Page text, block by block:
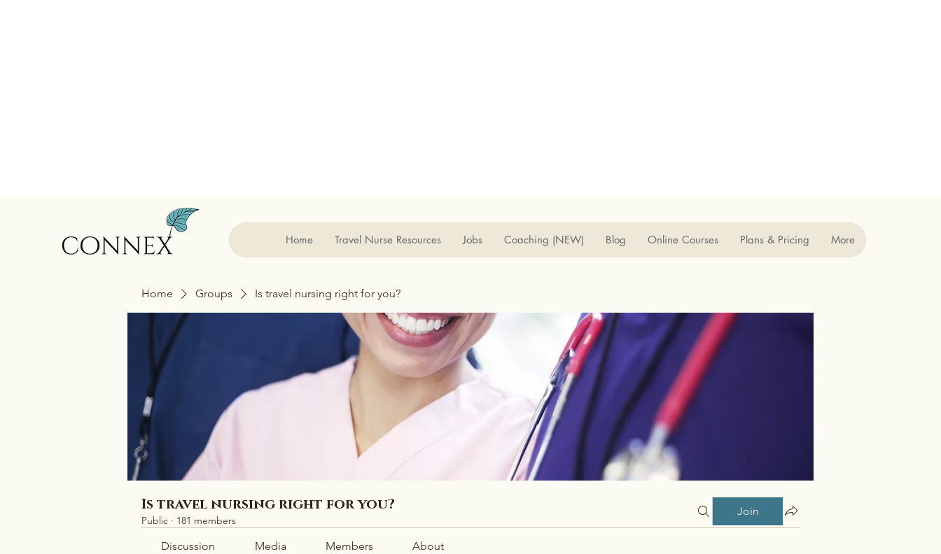
Home Travel Nurse Resources Jobs Coaching (NEW) Blog Online Courses Plans & Pricing More
Home Groups Is travel nursing right for you?
Is travel nursing right for you?
Public · 181 members
Join
Discussion Media Members About